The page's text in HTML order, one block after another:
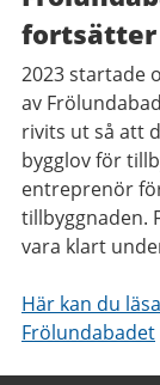
fortsätter
2023 startade
av
rivits ut så att
bygglov för
entreprenör
tillbyggnaden.
vara klart
Här kan du
Frölundabadet